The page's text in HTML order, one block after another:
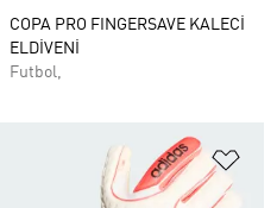
COPA PRO FINGERSAVE KALECİ
ELDİVENİ
Futbol,